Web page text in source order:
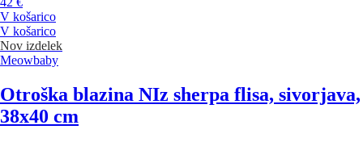
V košarico
V košarico
Nov izdelek
Meowbaby
Otroška blazina NIz sherpa flisa, sivorjava,
38x40 cm